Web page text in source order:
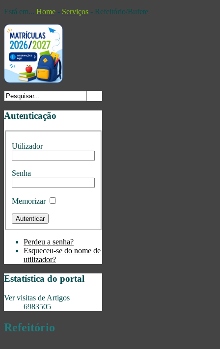
Está em... Home - Serviços - Refeitório/Bufete
Autenticação
Utilizador
Senha
Memorizar
Perdeu a senha?
Esqueceu-se do nome de
utilizador?
Estatística do portal
Ver visitas de Artigos
6983505
Refeitório